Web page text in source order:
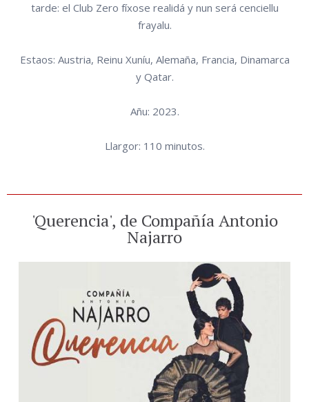
tarde: el Club Zero fíxose realidá y nun será cenciellu
frayalu.
Estaos: Austria, Reinu Xuníu, Alemaña, Francia, Dinamarca
y Qatar.
Añu: 2023.
Llargor: 110 minutos.
'Querencia', de Compañía Antonio
Najarro